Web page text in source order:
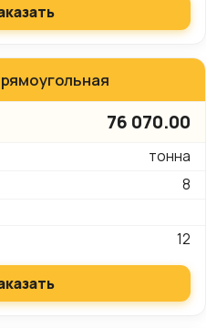
76 070.00
тонна
8
12